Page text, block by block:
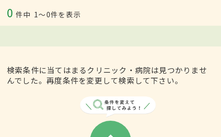
0 件中 1〜0件を表示
検索条件に当てはまるクリニック・病院は見つかりませ
んでした。再度条件を変更して検索して下さい。